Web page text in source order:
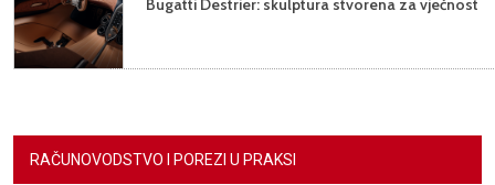
Bugatti Destrier: skulptura stvorena za vječnost
RAČUNOVODSTVO I POREZI U PRAKSI